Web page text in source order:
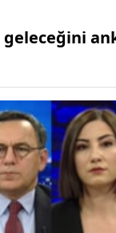
geleceğini